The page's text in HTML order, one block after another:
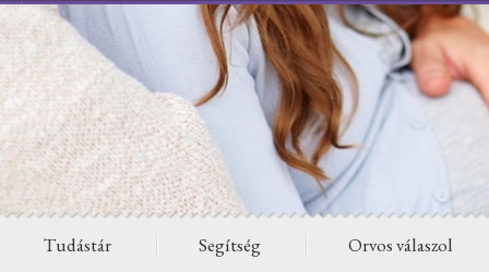
Tudástár Segítség Orvos válaszol